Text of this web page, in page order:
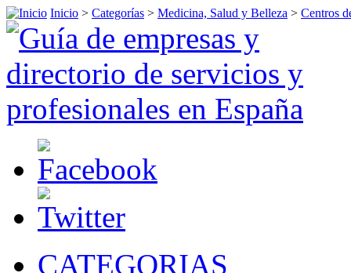
Inicio > Categorías > Medicina, Salud y Belleza > Centros
CATEGORIAS